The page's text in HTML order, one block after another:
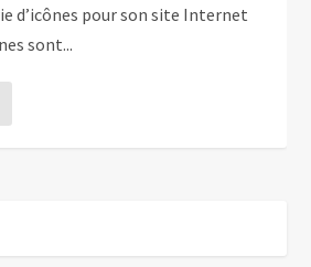
d’icônes pour son site Internet
sont...